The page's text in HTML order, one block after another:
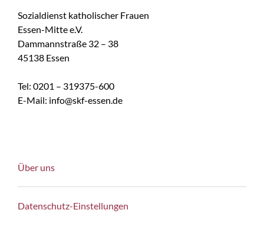
Sozialdienst katholischer Frauen
Essen-Mitte e.V.
Dammannstraße 32 – 38
45138 Essen
Tel: 0201 – 319375-600
E-Mail: info@skf-essen.de
Über uns
Datenschutz-Einstellungen